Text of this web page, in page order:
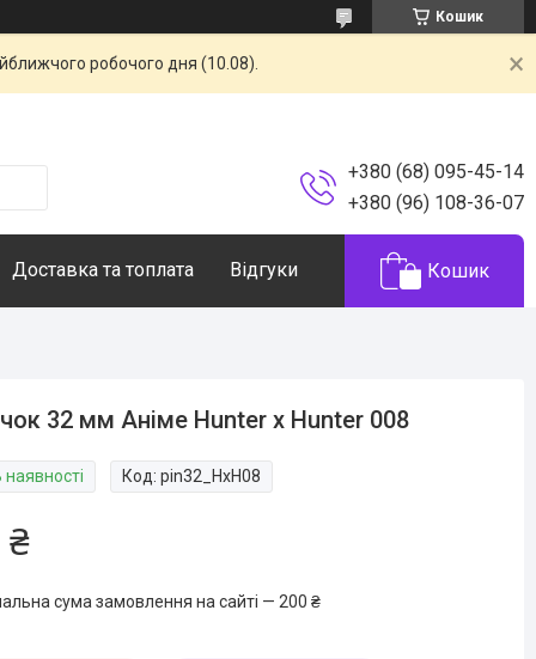
Кошик
робочого дня (10.08).
+380 (68) 095-45-14
+380 (96) 108-36-07
Доставка та топлата Відгуки Кошик
32 мм Аніме Hunter x Hunter 008
наявності Код:pin32_HxH08
сума замовлення на сайті — 200 ₴